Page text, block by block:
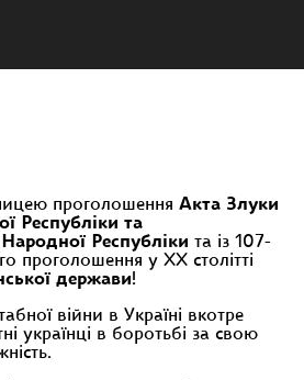
проголошення Акта Злуки
Республіки та
Республіки та із 107-
проголошення у XX столітті
держави!
війни в Україні вкотре
українці в боротьбі за свою